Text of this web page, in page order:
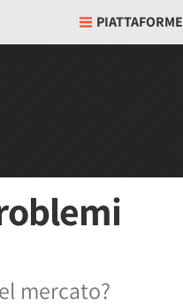
PIATTAFORME
mercato?